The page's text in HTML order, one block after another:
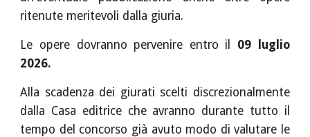
ritenute meritevoli dalla giuria.
Le opere dovranno pervenire entro il 09
luglio
2026.
Alla scadenza dei giurati scelti discrezionalmente
dalla Casa editrice che avranno durante tutto il
tempo del concorso già avuto modo di valutare le